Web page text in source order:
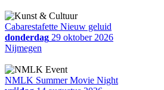
Cabarestafette Nieuw geluid
donderdag 29 oktober 2026
Nijmegen
NMLK Summer Movie Night